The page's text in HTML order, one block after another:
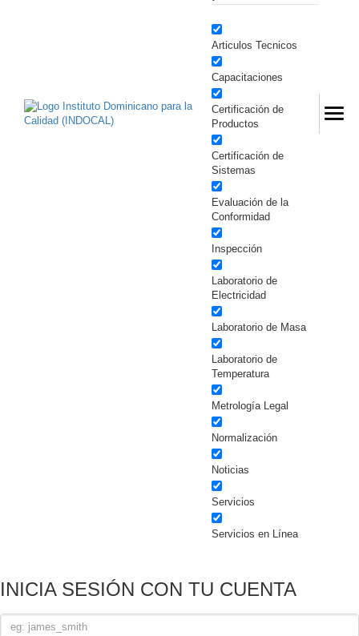
Articulos Tecnicos
Capacitaciones
Certificación de
Productos
Certificación de
Sistemas
Evaluación de la
Conformidad
Inspección
Laboratorio de
Electricidad
Laboratorio de Masa
Laboratorio de
Temperatura
Metrología Legal
Normalización
Noticias
Servicios
Servicios en Línea
INICIA SESIÓN CON TU CUENTA